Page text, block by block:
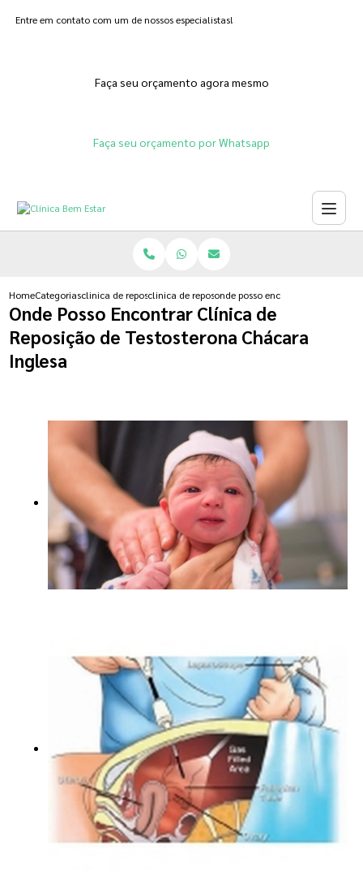
Entre em contato com um de nossos especialistas!
Faça seu orçamento agora mesmo
Faça seu orçamento por Whatsapp
HomeCategoriasclinica de reposicao hormonalclinica de reposicao hormonal para menopausa
onde posso encontrar clinica de
Onde Posso Encontrar Clínica de
Reposição de Testosterona Chácara
Inglesa